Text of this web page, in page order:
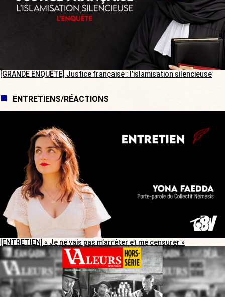
[GRANDE ENQUÊTE] Justice française : l’islamisation silencieuse
ENTRETIENS/RÉACTIONS
[ENTRETIEN] « Je ne vais pas m’arrêter et me censurer »